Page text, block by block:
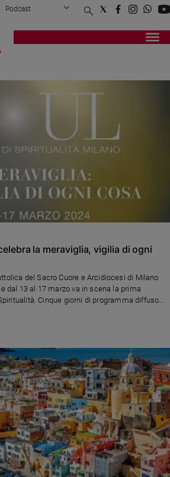
Podcast
la meraviglia, vigilia di ogni
del Sacro Cuore e Arcidiocesi di Milano
dal 13 al 17 marzo va in scena la prima
Cinque giorni di programma diffuso
nell’ordinario